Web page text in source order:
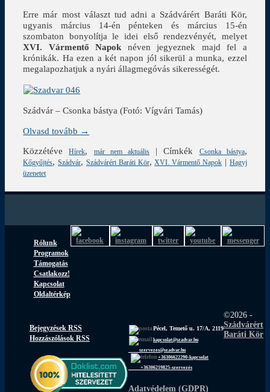
Erre már most választ tud adni a Szádvárért Baráti Kör,
ugyanis március 14-én pénteken és március 15-én
szombaton bonyolítja le idei első rendezvényét, melyet
XVI. Vármentő Napok néven jegyeznek majd fel a
krónikák. Ha ezen a két napon jól sikerül a munka, ezzel
megalapozhatjuk a nyári állagmegóvás sikerességét.
Szádvár – Csonka bástya (Fotó: Vígvári Tamás)
Olvasd tovább →
Közzétéve
Hírek, már nem aktuális |Címkék Csonka bástya,
Kőgyűjtés,Szádvár, Szádvárért Baráti Kör,XVI. Vármentő Napok | Hagyj
üzenetet
Rólunk
Programok
Támogatás
Csatlakozz!
Kapcsolat
Oldaltérkép
Bejegyzések RSS
Hozzászólások RSS
Pécel, Temető u. 17/A, 2119
kapcsolat@szadvar.hu
szervezes@szadvar.hu
+36306622290-kapcsolat
+36306219825-szervezés
©2026 -
Szádvárért
Baráti Kör
Adatvédelem (GDPR)